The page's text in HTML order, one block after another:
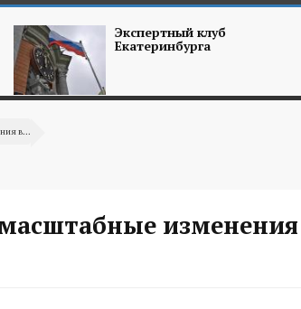
Экспертный клуб
Екатеринбурга
в...